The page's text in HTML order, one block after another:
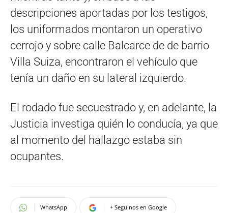
descripciones aportadas por los testigos,
los uniformados montaron un operativo
cerrojo y sobre calle Balcarce de de barrio
Villa Suiza, encontraron el vehículo que
tenía un daño en su lateral izquierdo.
El rodado fue secuestrado y, en adelante, la
Justicia investiga quién lo conducía, ya que
al momento del hallazgo estaba sin
ocupantes.
WhatsApp + Seguinos en Google